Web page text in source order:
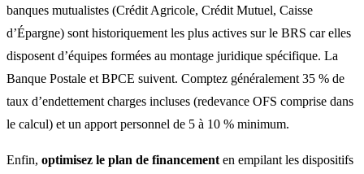
banques mutualistes (Crédit Agricole, Crédit Mutuel, Caisse
d’Épargne) sont historiquement les plus actives sur le BRS car elles
disposent d’équipes formées au montage juridique spécifique. La
Banque Postale et BPCE suivent. Comptez généralement 35 % de
taux d’endettement charges incluses (redevance OFS comprise dans
le calcul) et un apport personnel de 5 à 10 % minimum.
Enfin, optimisez le plan de financement en empilant les dispositifs